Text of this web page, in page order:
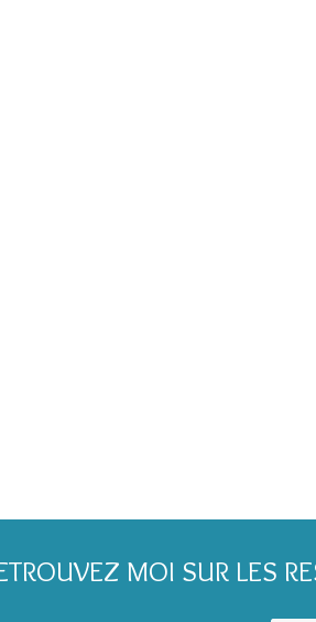
MOI SUR LES